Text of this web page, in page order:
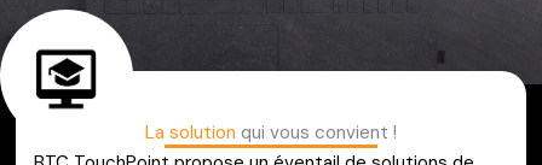
La solution qui vous convient !